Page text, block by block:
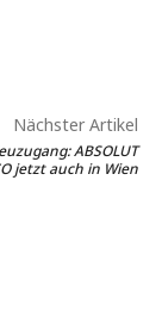
Nächster Artikel
ABSOLUT
jetzt auch in Wien